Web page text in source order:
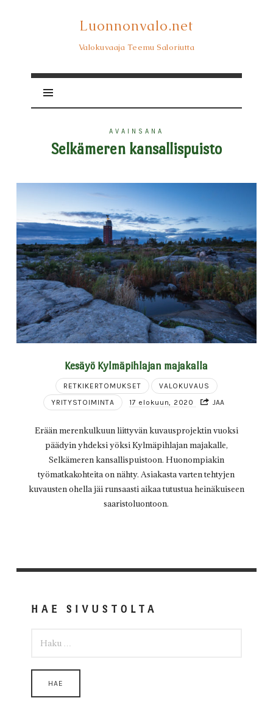
Luonnonvalo.net
Luonnonvalo.net
Valokuvaaja Teemu Saloriutta
AVAINSANA
Selkämeren kansallispuisto
Kesäyö Kylmäpihlajan majakalla
RETKIKERTOMUKSET
VALOKUVAUS
YRITYSTOIMINTA
17 elokuun, 2020 JAA
Erään merenkulkuun liittyvän kuvausprojektin vuoksi
päädyin yhdeksi yöksi Kylmäpihlajan majakalle,
Selkämeren kansallispuistoon. Huonompiakin
työmatkakohteita on nähty. Asiakasta varten tehtyjen
kuvausten ohella jäi runsaasti aikaa tutustua heinäkuiseen
saaristoluontoon.
HAE SIVUSTOLTA